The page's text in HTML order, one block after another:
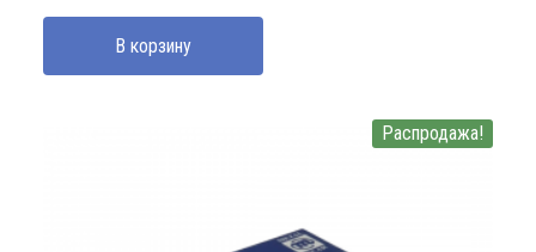
составляла
330000 UZS.
280000 UZS.
В корзину
Распродажа!